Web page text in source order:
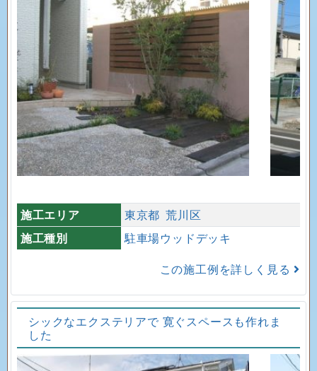
施工エリア 東京都 荒川区
施工種別
駐車場ウッドデッキ
この施工例を詳しく見る
シックなエクステリアで 寛ぐスペースも作れま
した